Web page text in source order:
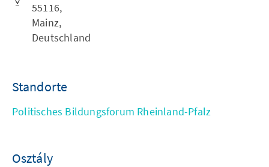
55116,
Mainz,
Deutschland
Standorte
Politisches Bildungsforum Rheinland-Pfalz
Osztály